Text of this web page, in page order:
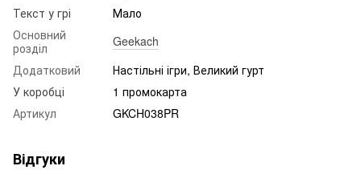
Текст у грі
Мало
Основний
розділ
Geekach
Додатковий
Настільні ігри, Великий гурт
У коробці
1 промокарта
Артикул
GKCH038PR
Відгуки